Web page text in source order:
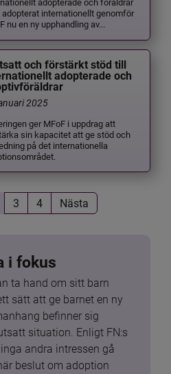
adopterat internationellt genomför
nu en ny upphandling av...
och förstärkt stöd till
adopterade och
2025
ger MFoF i uppdrag att
sin kapacitet att ge stöd och
på det internationella
3 4 Nästa
i fokus
ta hand om sitt barn
sätt att ge barnet en ny
befinner sig
situation. Enligt FN:s
andra intressen gå
beslut om adoption